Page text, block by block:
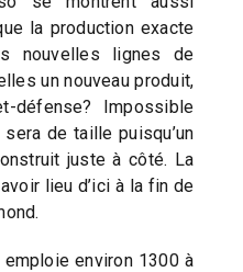
la production exacte
nouvelles lignes de
un nouveau produit,
défense? Impossible
de taille puisqu’un
juste à côté. La
lieu d’ici à la fin de
emploie environ 1300 à